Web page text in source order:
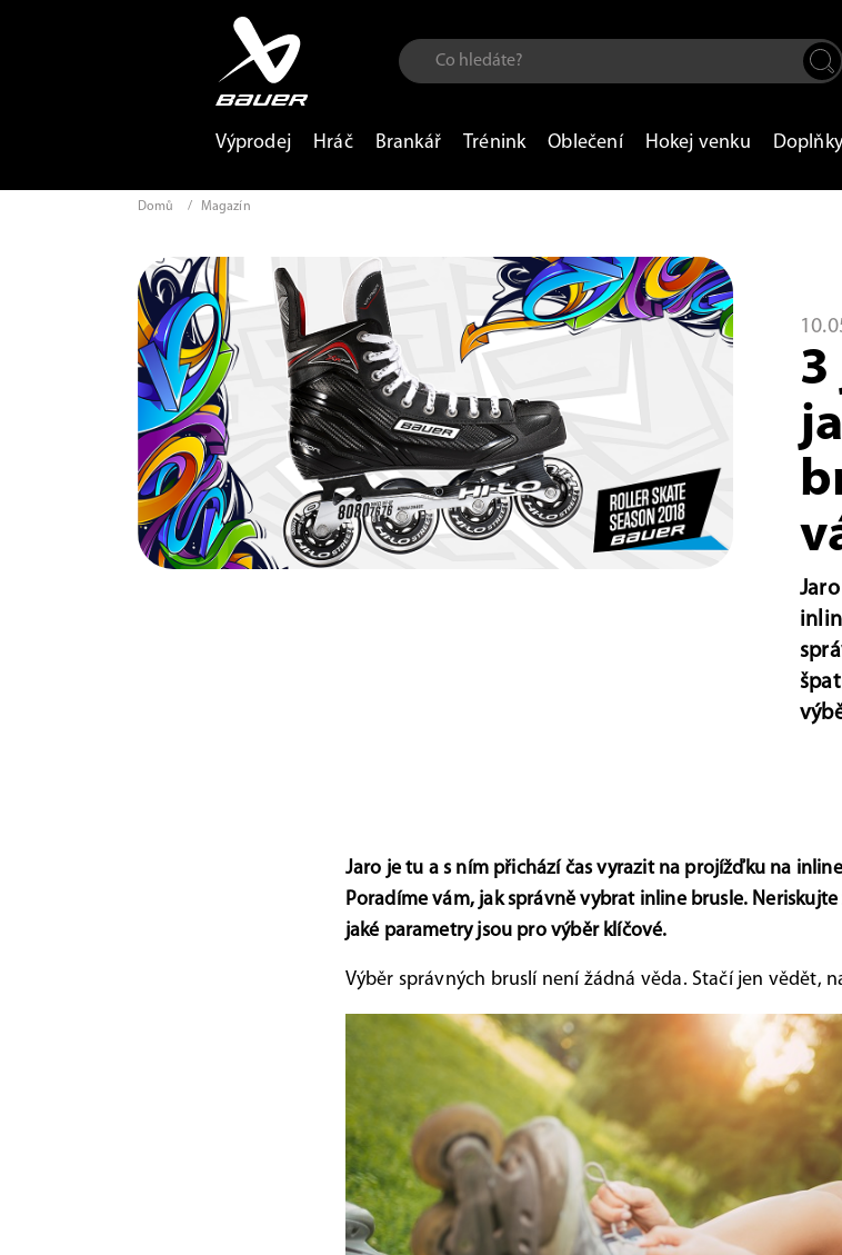
Výprodej Hráč Brankář Trénink Oblečení Hokej venku Doplňky
Domů / Magazín
Jaro je tu a s ním přichází čas vyrazit na projížďku na
Poradíme vám, jak správně vybrat inline brusle.
jaké parametry jsou pro výběr klíčové.
Výběr správných bruslí není žádná věda. Stačí jen vědět,